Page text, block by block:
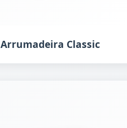
Arrumadeira Classic